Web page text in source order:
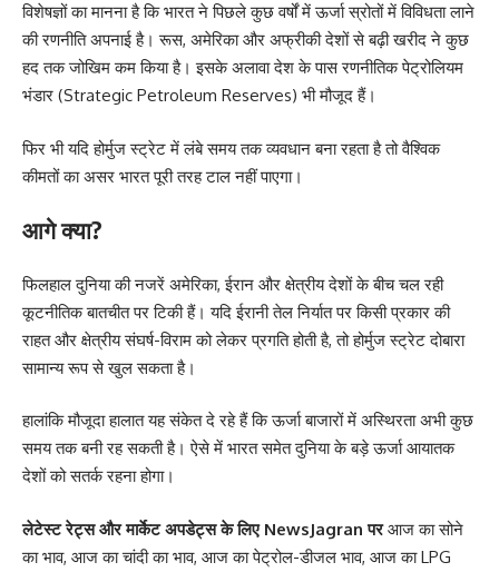
विशेषज्ञों का मानना है कि भारत ने पिछले कुछ वर्षों में ऊर्जा स्रोतों में विविधता लाने
की रणनीति अपनाई है। रूस, अमेरिका और अफ्रीकी देशों से बढ़ी खरीद ने कुछ
हद तक जोखिम कम किया है। इसके अलावा देश के पास रणनीतिक पेट्रोलियम
भंडार (Strategic Petroleum Reserves) भी मौजूद हैं।
फिर भी यदि होर्मुज स्ट्रेट में लंबे समय तक व्यवधान बना रहता है तो वैश्विक
कीमतों का असर भारत पूरी तरह टाल नहीं पाएगा।
आगे क्या?
फिलहाल दुनिया की नजरें अमेरिका, ईरान और क्षेत्रीय देशों के बीच चल रही
कूटनीतिक बातचीत पर टिकी हैं। यदि ईरानी तेल निर्यात पर किसी प्रकार की
राहत और क्षेत्रीय संघर्ष-विराम को लेकर प्रगति होती है, तो होर्मुज स्ट्रेट दोबारा
सामान्य रूप से खुल सकता है।
हालांकि मौजूदा हालात यह संकेत दे रहे हैं कि ऊर्जा बाजारों में अस्थिरता अभी कुछ
समय तक बनी रह सकती है। ऐसे में भारत समेत दुनिया के बड़े ऊर्जा आयातक
देशों को सतर्क रहना होगा।
लेटेस्ट रेट्स और मार्केट अपडेट्स के लिए NewsJagran पर आज का सोने
का भाव, आज का चांदी का भाव, आज का पेट्रोल-डीजल भाव, आज का LPG